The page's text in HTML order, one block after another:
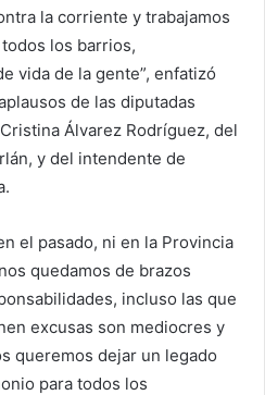
la corriente y trabajamos
los barrios,
vida de la gente”, enfatizó
de las diputadas
Álvarez Rodríguez, del
y del intendente de
el pasado, ni en la Provincia
quedamos de brazos
incluso las que
excusas son mediocres y
queremos dejar un legado
para todos los